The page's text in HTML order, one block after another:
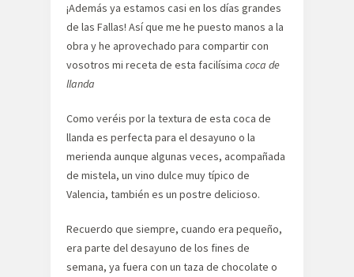
¡Además ya estamos casi en los días grandes
de las Fallas! Así que me he puesto manos a la
obra y he aprovechado para compartir con
vosotros mi receta de esta facilísima coca de
llanda
Como veréis por la textura de esta coca de
llanda es perfecta para el desayuno o la
merienda aunque algunas veces, acompañada
de mistela, un vino dulce muy típico de
Valencia, también es un postre delicioso.
Recuerdo que siempre, cuando era pequeño,
era parte del desayuno de los fines de
semana, ya fuera con un taza de chocolate o